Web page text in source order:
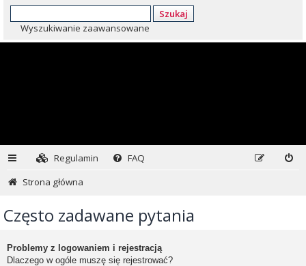
Szukaj
Wyszukiwanie zaawansowane
Regulamin
FAQ
Strona główna
Często zadawane pytania
Problemy z logowaniem i rejestracją
Dlaczego w ogóle muszę się rejestrować?